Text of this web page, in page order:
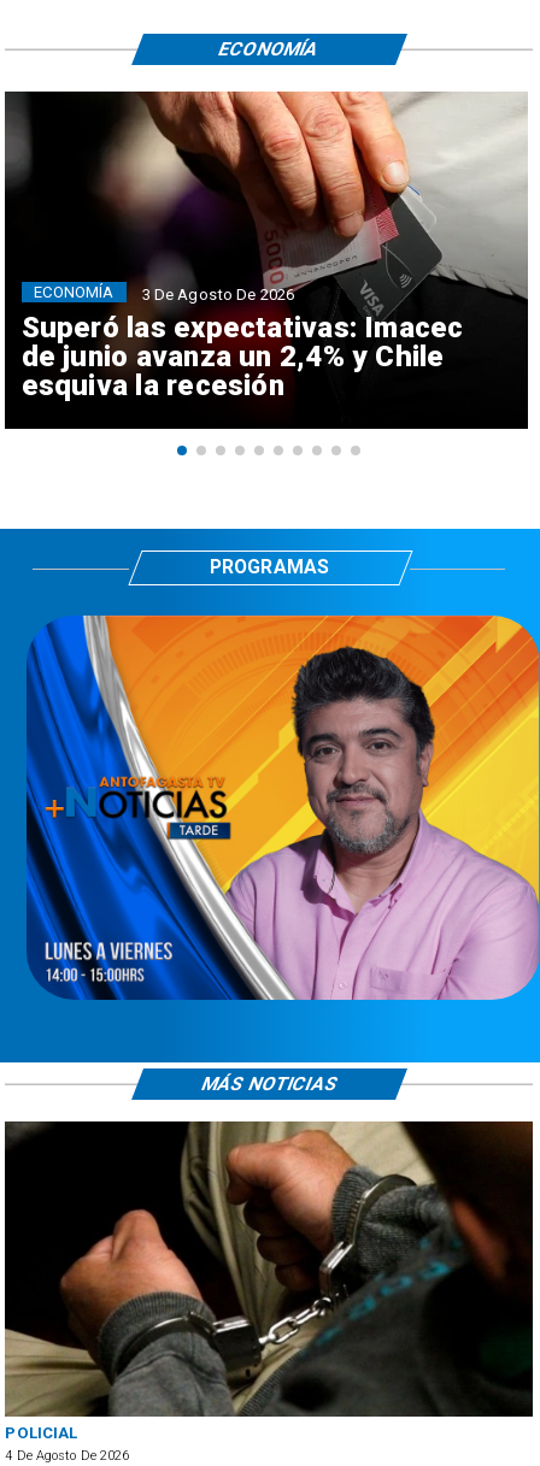
Superó las expectativas: Imacec
de junio avanza un 2,4% y Chile
esquiva la recesión
ECONOMÍA 3 De Agosto De 2026
ECONOMÍA
PROGRAMAS
POLICIAL
4 De Agosto De 2026
MÁS NOTICIAS